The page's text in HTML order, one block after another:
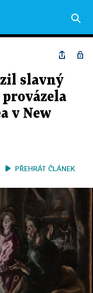
slavný
v New
PŘEHRÁT ČLÁNEK